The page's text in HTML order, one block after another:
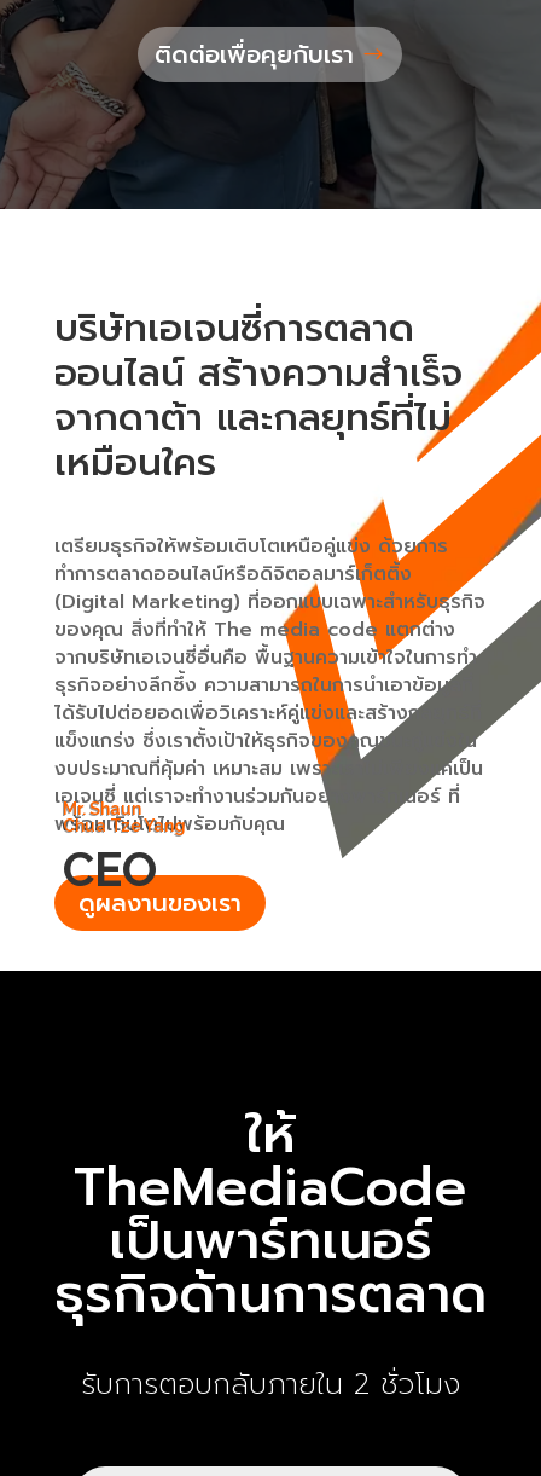
ติดต่อเพื่อคุยกับเรา
บริษัทเอเจนซี่การตลาด
ออนไลน์ สร้างความสำเร็จ
จากดาต้า และกลยุทธ์ที่ไม่
เหมือนใคร
เตรียมธุรกิจให้พร้อมเติบโตเหนือคู่แข่ง ด้วยการ
ทำการตลาดออนไลน์หรือดิจิตอลมาร์เก็ตติ้ง
(Digital Marketing) ที่ออกแบบเฉพาะสำหรับธุรกิจ
ของคุณ สิ่งที่ทำให้ The media code แตกต่าง
จากบริษัทเอเจนซี่อื่นคือ พื้นฐานความเข้าใจในการทำ
ธุรกิจอย่างลึกซึ้ง ความสามารถในการนำเอาข้อมูลที่
ได้รับไปต่อยอดเพื่อวิเคราะห์คู่แข่งและสร้างกลยุทธ์ที่
แข็งแกร่ง ซึ่งเราตั้งเป้าให้ธุรกิจของคุณชนะคู่แข่งใน
งบประมาณที่คุ้มค่า เหมาะสม เพราะเราไม่เพียงแค่เป็น
เอเจนซี่ แต่เราจะทำงานร่วมกันอย่างพาร์ทเนอร์ ที่
พร้อมเติบโตไปพร้อมกับคุณ
ดูผลงานของเรา
Mr. Shaun
Chua Tze Yang
CEO
ให้
TheMediaCode
เป็นพาร์ทเนอร์
ธุรกิจด้านการตลาด
รับการตอบกลับภายใน 2 ชั่วโมง